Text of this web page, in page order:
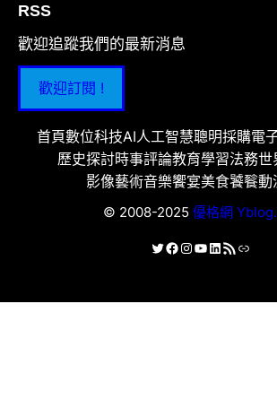
RSS
歡迎追蹤我們的最新消息
歡迎訂閱 !
首頁數位科技AI人工智慧聰明採購電
歷史探討時事評論教育學習法務世
影像藝術音樂饗宴美食饕餮動
© 2008-2025 優格網
X Facebook
Instagram
YouTube
LinkedIn
RSS 資訊提供連結